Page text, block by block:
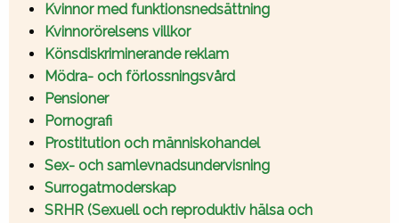
Kvinnor med funktionsnedsättning
Kvinnorörelsens villkor
Könsdiskriminerande reklam
Mödra- och förlossningsvård
Pensioner
Pornografi
Prostitution och människohandel
Sex- och samlevnadsundervisning
Surrogatmoderskap
SRHR (Sexuell och reproduktiv hälsa och